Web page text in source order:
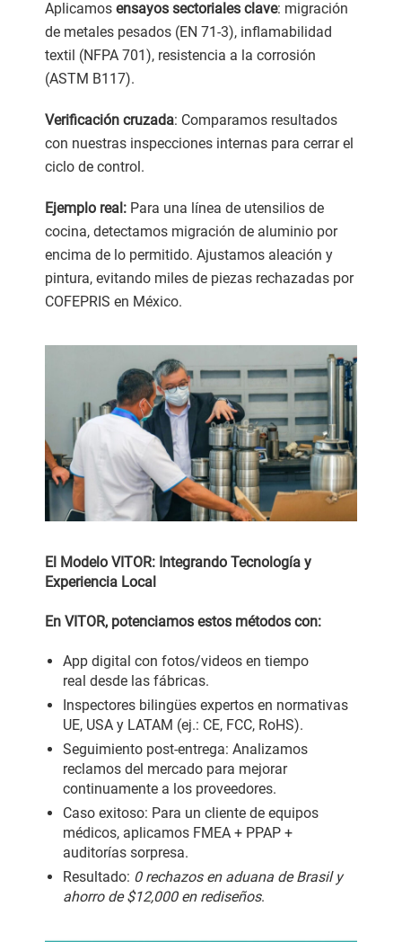
Aplicamos ensayos sectoriales clave: migración
de metales pesados (EN 71-3), inflamabilidad
textil (NFPA 701), resistencia a la corrosión
(ASTM B117).
Verificación cruzada: Comparamos resultados
con nuestras inspecciones internas para cerrar el
ciclo de control.
Ejemplo real: Para una línea de utensilios de
cocina, detectamos migración de aluminio por
encima de lo permitido. Ajustamos aleación y
pintura, evitando miles de piezas rechazadas por
COFEPRIS en México.
El Modelo VITOR: Integrando Tecnología y
Experiencia Local
En VITOR, potenciamos estos métodos con:
App digital con fotos/videos en tiempo
real desde las fábricas.
Inspectores bilingües expertos en normativas
UE, USA y LATAM (ej.: CE, FCC, RoHS).
Seguimiento post-entrega: Analizamos
reclamos del mercado para mejorar
continuamente a los proveedores.
Caso exitoso: Para un cliente de equipos
médicos, aplicamos FMEA + PPAP +
auditorías sorpresa.
Resultado: 0 rechazos en aduana de Brasil y
ahorro de $12,000 en rediseños.